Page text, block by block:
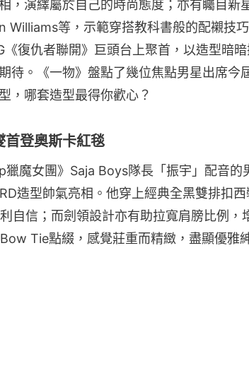
，演繹屬於自己的時尚態度；亦有矚目新
Williams等，示範穿搭教科書般的配襯技
《復仇者聯開》巨頭台上聚首，以造型暗
期待。《一物》盤點了幾位焦點男星出席今
，哪套造型最得你歡心？
首登奧斯卡紅毯
獵魔女團》Saja Boys隊長「振宇」配音的
造型帥氣亮相。他穿上經典全黑雙排扣
自信；而劍領設計亦有助拉寬肩膀比例，
Tie點綴，感覺莊重而精緻，盡顯優雅